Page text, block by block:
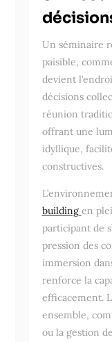
Un séminaire
paisible,
devient
décisions
réunion
offrant une
idyllique,
constructives.
building en
participant de
pression des
immersion
renforce la
efficacement.
ensemble,
ou la gestion